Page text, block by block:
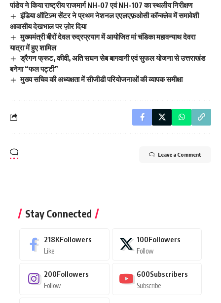
पांडेय ने किया राष्ट्रीय राजमार्ग NH-07 एवं NH-107 का स्थलीय निरीक्षण
इंडिया ऑटिज़्म सेंटर ने प्रथम नेशनल एएलएफ़ओसी कॉन्क्लेव में समावेशी
आवासीय देखभाल पर ज़ोर दिया
मुख्यमंत्री बीरों देवल रुद्रप्रयाग में आयोजित मां चंडिका महावन्याथ देवरा
यात्रा में हुए शामिल
ड्रैगन फ्रूट, कीवी, अति सघन सेब बागवानी एवं सुफल योजना से उत्तराखंड
बनेगा “फल पट्टी”
मुख्य सचिव की अध्यक्षता में सीजीडी परियोजनाओं की व्यापक समीक्षा
Leave a Comment
Stay Connected
218KFollowers
Like
100Followers
Follow
200Followers
Follow
600Subscribers
Subscribe